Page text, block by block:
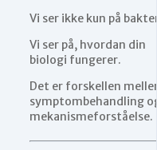
Vi ser ikke kun på
Vi ser på, hvordan din
biologi fungerer.
Det er forskellen
symptombehandling
mekanismeforståelse.